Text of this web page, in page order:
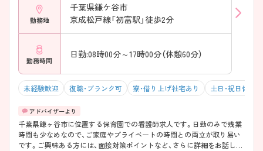
勤務地
千葉県鎌ケ谷市
京成松戸線「初富駅」徒歩2分
勤務時間
日勤:08時00分～17時00分（休憩60分）
未経験歓迎 復職・ブランク可 寮・借り上げ社宅あり 土日・祝日休み
千葉県鎌ヶ谷市に位置する保育園での看護師求人です。日勤のみで残業
時間も少なめなので、ご家庭やプライベートの時間との両立が取り易い
です。ご興味ある方には、面接対策ポイントなど、さらに詳細をお話しい